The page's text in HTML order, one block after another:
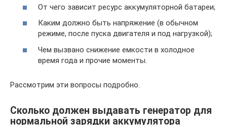
От чего зависит ресурс аккумуляторной батареи;
Каким должно быть напряжение (в обычном
режиме, после пуска двигателя и под нагрузкой);
Чем вызвано снижение емкости в холодное
время года и прочие моменты.
Рассмотрим эти вопросы подробно.
Сколько должен выдавать генератор для
нормальной зарядки аккумулятора